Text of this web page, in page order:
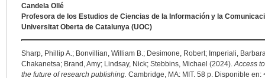
Candela Ollé
Profesora de los Estudios de Ciencias de la Información y la
Universitat Oberta de Catalunya (UOC)
Sharp, Phillip A.; Bonvillian, William B.; Desimone, Robert; Imperiali,
Chakanetsa; Brand, Amy; Lindsay, Nick; Stebbins, Michael (2024).Access
the future of research publishing. Cambridge, MA: MIT. 58 p. Disponible en: